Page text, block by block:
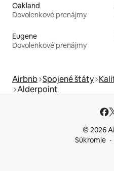
Oakland
Dovolenkové prenájmy
Eugene
Dovolenkové prenájmy
Airbnb Spojené štáty
Alderpoint
© 2026
Súkromie